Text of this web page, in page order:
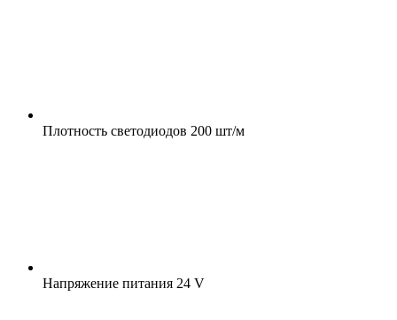
Плотность светодиодов 200 шт/м
Напряжение питания 24 V